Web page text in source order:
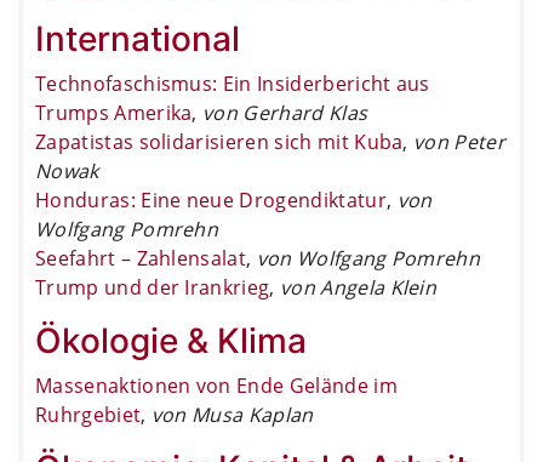
International
Technofaschismus: Ein Insiderbericht aus
Trumps Amerika, von Gerhard Klas
Zapatistas solidarisieren sich mit Kuba, von Peter
Nowak
Honduras: Eine neue Drogendiktatur, von
Wolfgang Pomrehn
Seefahrt – Zahlensalat, von Wolfgang Pomrehn
Trump und der Irankrieg, von Angela Klein
Ökologie & Klima
Massenaktionen von Ende Gelände im
Ruhrgebiet, von Musa Kaplan